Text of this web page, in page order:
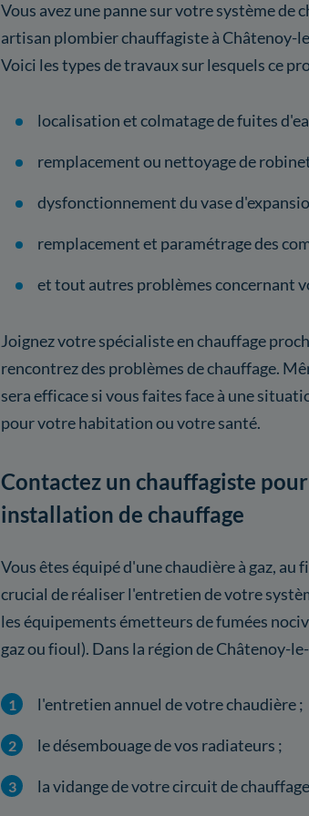
Vous avez une panne sur votre système
artisan plombier chauffagiste à Châtenoy-
Voici les types de travaux sur lesquels ce
localisation et colmatage de fuites
remplacement ou nettoyage de
dysfonctionnement du vase
remplacement et paramétrage des
et tout autres problèmes concernant
Joignez votre spécialiste en chauffage
rencontrez des problèmes de chauffage.
sera efficace si vous faites face à une
pour votre habitation ou votre santé.
Contactez un chauffagiste
installation de chauffage
Vous êtes équipé d'une chaudière à gaz, au
crucial de réaliser l'entretien de votre
les équipements émetteurs de fumées
gaz ou fioul). Dans la région de Châtenoy-
l'entretien annuel de votre chaudière ;
le désembouage de vos radiateurs ;
la vidange de votre circuit de